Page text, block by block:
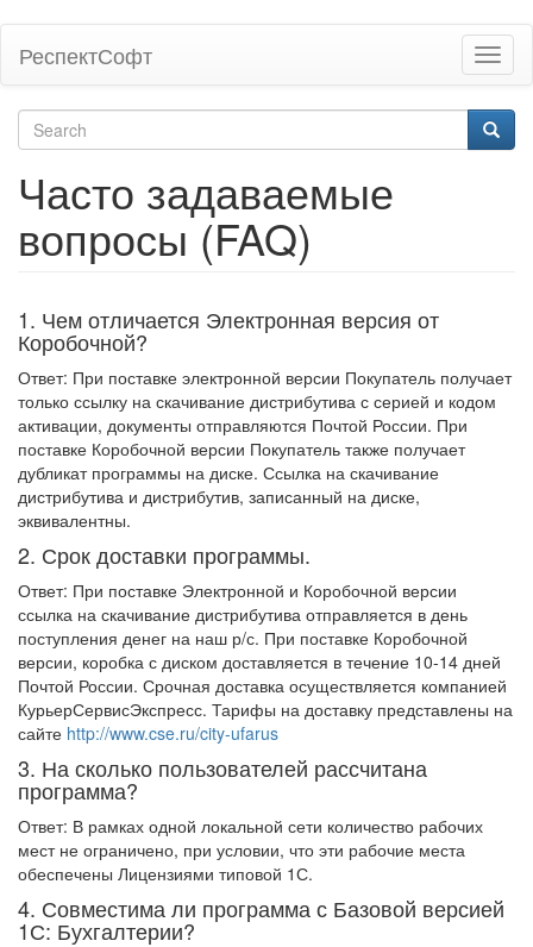
content
РеспектСофт
Search
form
Часто задаваемые
вопросы (FAQ)
1. Чем отличается Электронная версия от
Коробочной?
Ответ: При поставке электронной версии Покупатель получает
только ссылку на скачивание дистрибутива с серией и кодом
активации, документы отправляются Почтой России. При
поставке Коробочной версии Покупатель также получает
дубликат программы на диске. Ссылка на скачивание
дистрибутива и дистрибутив, записанный на диске,
эквивалентны.
2. Срок доставки программы.
Ответ: При поставке Электронной и Коробочной версии
ссылка на скачивание дистрибутива отправляется в день
поступления денег на наш р/с. При поставке Коробочной
версии, коробка с диском доставляется в течение 10-14 дней
Почтой России. Срочная доставка осуществляется компанией
КурьерСервисЭкспресс. Тарифы на доставку представлены на
сайте http://www.cse.ru/city-ufarus
3. На сколько пользователей рассчитана
программа?
Ответ: В рамках одной локальной сети количество рабочих
мест не ограничено, при условии, что эти рабочие места
обеспечены Лицензиями типовой 1С.
4. Совместима ли программа с Базовой версией
1С: Бухгалтерии?